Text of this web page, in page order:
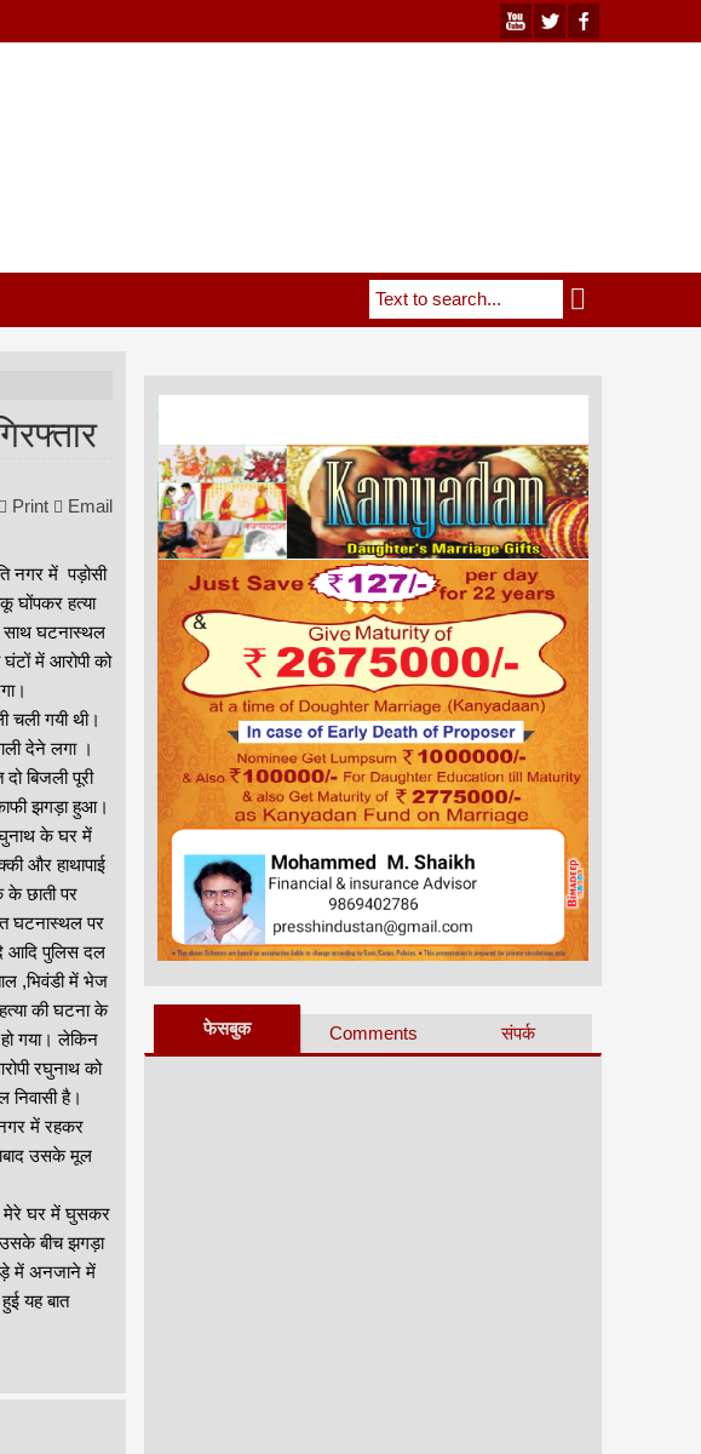
Print Email
नगर में पड़ोसी
घोंपकर हत्या
साथ घटनास्थल
में आरोपी को
गयी थी।
देने लगा ।
बिजली पूरी
झगड़ा हुआ।
के घर में
और हाथापाई
छाती पर
घटनास्थल पर
आदि पुलिस दल
,भिवंडी में भेज
की घटना के
गया। लेकिन
रघुनाथ को
निवासी है।
नगर में रहकर
उसके मूल
मेरे घर में घुसकर
बीच झगड़ा
में अनजाने में
यह बात
फेसबुक Comments संपर्क